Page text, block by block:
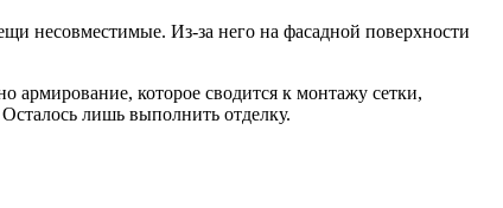
несовместимые. Из-за него на фасадной поверхности
армирование, которое сводится к монтажу сетки,
лишь выполнить отделку.